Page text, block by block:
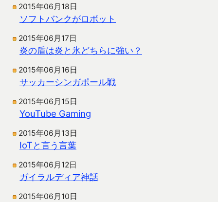
2015年06月18日
ソフトバンクがロボット
2015年06月17日
炎の盾は炎と氷どちらに強い？
2015年06月16日
サッカーシンガポール戦
2015年06月15日
YouTube Gaming
2015年06月13日
IoTと言う言葉
2015年06月12日
ガイラルディア神話
2015年06月10日